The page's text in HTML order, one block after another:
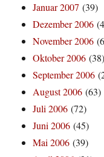
Januar 2007 (39)
Dezember 2006
November 2006
Oktober 2006 (38)
September 2006
August 2006 (63)
Juli 2006 (72)
Juni 2006 (45)
Mai 2006 (39)